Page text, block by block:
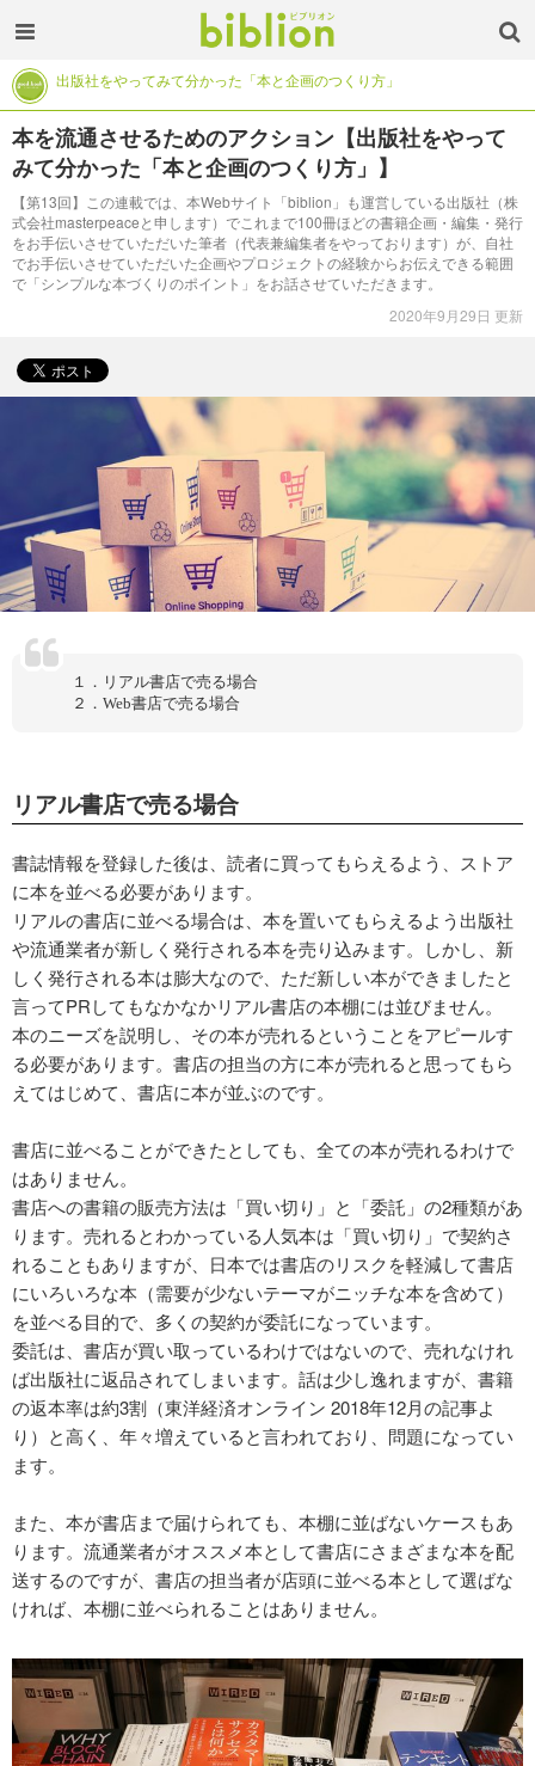
出版社をやってみて分かった「本と企画のつくり方」
本を流通させるためのアクション【出版社をやって
みて分かった「本と企画のつくり方」】
【第13回】この連載では、本Webサイト「biblion」も運営している出版社（株
式会社masterpeaceと申します）でこれまで100冊ほどの書籍企画・編集・発行
をお手伝いさせていただいた筆者（代表兼編集者をやっております）が、自社
でお手伝いさせていただいた企画やプロジェクトの経験からお伝えできる範囲
で「シンプルな本づくりのポイント」をお話させていただきます。
2020年9月29日 更新
１．リアル書店で売る場合
２．Web書店で売る場合
リアル書店で売る場合
書誌情報を登録した後は、読者に買ってもらえるよう、ストア
に本を並べる必要があります。
リアルの書店に並べる場合は、本を置いてもらえるよう出版社
や流通業者が新しく発行される本を売り込みます。しかし、新
しく発行される本は膨大なので、ただ新しい本ができましたと
言ってPRしてもなかなかリアル書店の本棚には並びません。
本のニーズを説明し、その本が売れるということをアピールす
る必要があります。書店の担当の方に本が売れると思ってもら
えてはじめて、書店に本が並ぶのです。
書店に並べることができたとしても、全ての本が売れるわけで
はありません。
書店への書籍の販売方法は「買い切り」と「委託」の2種類があ
ります。売れるとわかっている人気本は「買い切り」で契約さ
れることもありますが、日本では書店のリスクを軽減して書店
にいろいろな本（需要が少ないテーマがニッチな本を含めて）
を並べる目的で、多くの契約が委託になっています。
委託は、書店が買い取っているわけではないので、売れなけれ
ば出版社に返品されてしまいます。話は少し逸れますが、書籍
の返本率は約3割（東洋経済オンライン 2018年12月の記事よ
り）と高く、年々増えていると言われており、問題になってい
ます。
また、本が書店まで届けられても、本棚に並ばないケースもあ
ります。流通業者がオススメ本として書店にさまざまな本を配
送するのですが、書店の担当者が店頭に並べる本として選ばな
ければ、本棚に並べられることはありません。